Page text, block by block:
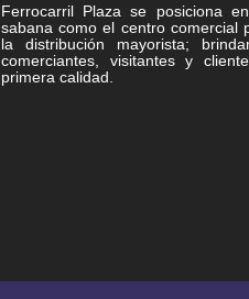
Ferrocarril Plaza se posiciona
sabana como el centro comercial
la distribución mayorista;
comerciantes, visitantes y
primera calidad.